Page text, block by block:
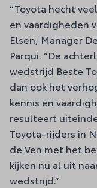
“Toyota hecht
en vaardigheden
Elsen, Manager
Parqui. “De
wedstrijd Beste
dan ook het
kennis en
resulteert
Toyota-rijders in
de Ven met het
kijken nu al uit
wedstrijd.”